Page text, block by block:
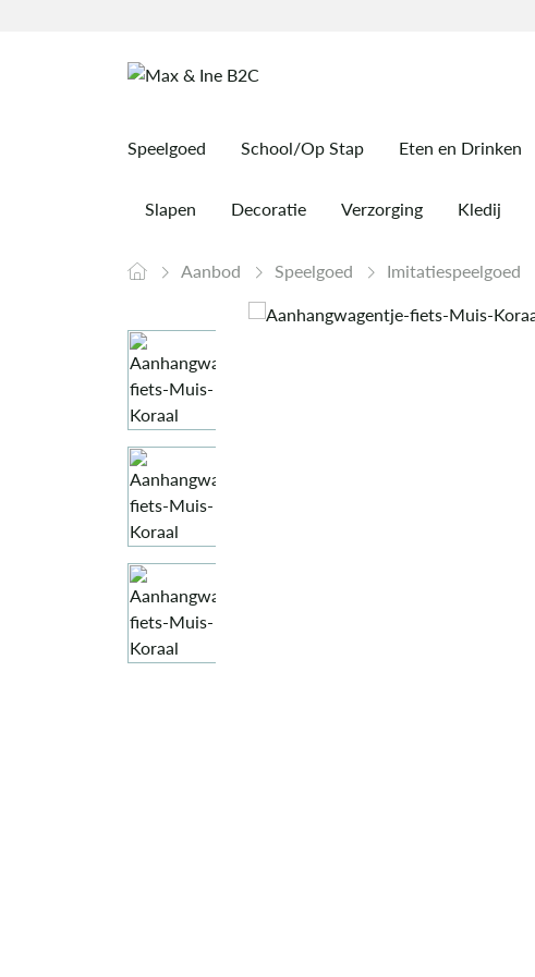
Speelgoed School/Op Stap Eten en Drinken
Slapen Decoratie Verzorging Kledij
Aanbod Speelgoed Imitatiespeelgoed